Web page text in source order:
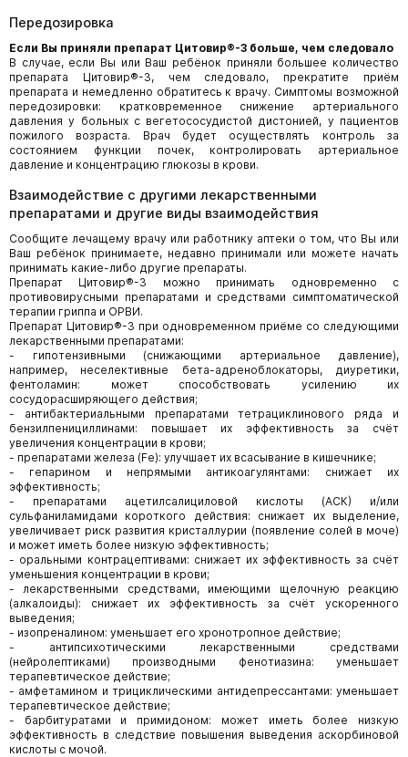
Передозировка
Если Вы приняли препарат Цитовир®-3 больше, чем следовало
В случае, если Вы или Ваш ребёнок приняли большее количество
препарата Цитовир®-3, чем следовало, прекратите приём
препарата и немедленно обратитесь к врачу. Симптомы возможной
передозировки: кратковременное снижение артериального
давления у больных с вегетососудистой дистонией, у пациентов
пожилого возраста. Врач будет осуществлять контроль за
состоянием функции почек, контролировать артериальное
давление и концентрацию глюкозы в крови.
Взаимодействие с другими лекарственными
препаратами и другие виды взаимодействия
Сообщите лечащему врачу или работнику аптеки о том, что Вы или
Ваш ребёнок принимаете, недавно принимали или можете начать
принимать какие-либо другие препараты.
Препарат Цитовир®-3 можно принимать одновременно с
противовирусными препаратами и средствами симптоматической
терапии гриппа и ОРВИ.
Препарат Цитовир®-3 при одновременном приёме со следующими
лекарственными препаратами:
- гипотензивными (снижающими артериальное давление),
например, неселективные бета-адреноблокаторы, диуретики,
фентоламин: может способствовать усилению их
сосудорасширяющего действия;
- антибактериальными препаратами тетрациклинового ряда и
бензилпенициллинами: повышает их эффективность за счёт
увеличения концентрации в крови;
- препаратами железа (Fe): улучшает их всасывание в кишечнике;
- гепарином и непрямыми антикоагулянтами: снижает их
эффективность;
- препаратами ацетилсалициловой кислоты (АСК) и/или
сульфаниламидами короткого действия: снижает их выделение,
увеличивает риск развития кристаллурии (появление солей в моче)
и может иметь более низкую эффективность;
- оральными контрацептивами: снижает их эффективность за счёт
уменьшения концентрации в крови;
- лекарственными средствами, имеющими щелочную реакцию
(алкалоиды): снижает их эффективность за счёт ускоренного
выведения;
- изопреналином: уменьшает его хронотропное действие;
- антипсихотическими лекарственными средствами
(нейролептиками) производными фенотиазина: уменьшает
терапевтическое действие;
- амфетамином и трициклическими антидепрессантами: уменьшает
терапевтическое действие;
- барбитуратами и примидоном: может иметь более низкую
эффективность в следствие повышения выведения аскорбиновой
кислоты с мочой.